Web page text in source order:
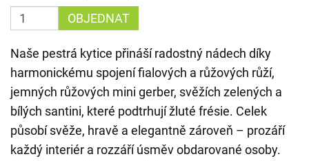
OBJEDNAT
Naše pestrá kytice přináší radostný nádech díky
harmonickému spojení fialových a růžových růží,
jemných růžových mini gerber, svěžích zelených a
bílých santini, které podtrhují žluté frésie. Celek
působí svěže, hravě a elegantně zároveň – prozáří
každý interiér a rozzáří úsměv obdarované osoby.